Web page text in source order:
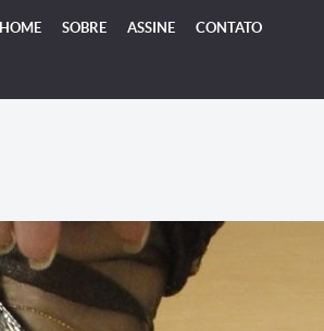
HOME SOBRE ASSINE CONTATO